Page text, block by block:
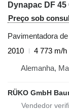
Dynapac DF 45
Preço sob
Pavimentadora
2010
4 773 m/h
Alemanha,
RÜKO GmbH